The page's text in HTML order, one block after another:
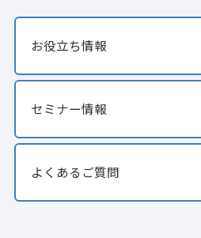
お役立ち情報
セミナー情報
よくあるご質問